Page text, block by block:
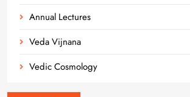
Annual Lectures
Veda Vijnana
Vedic Cosmology